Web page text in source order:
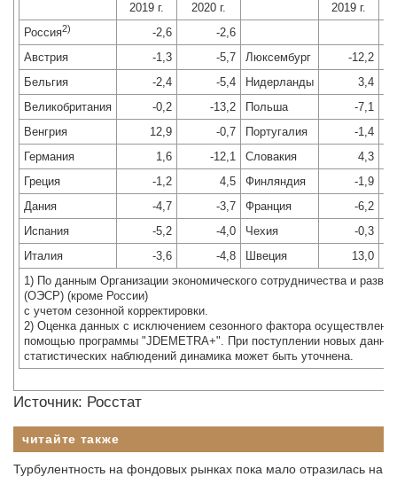
2019 г.
2020 г.
2019 г.
Россия2) -2,6
-2,6
Австрия
-1,3 -5,7 Люксембург
-12,2
Бельгия
-2,4 -5,4 Нидерланды
3,4
Великобритания
-0,2 -13,2 Польша
-7,1
Венгрия
12,9 -0,7 Португалия
-1,4
Германия
1,6 -12,1 Словакия
4,3
Греция
-1,2 4,5 Финляндия
-1,9
Дания
-4,7 -3,7 Франция
-6,2
Испания
-5,2 -4,0 Чехия
-0,3
Италия
-3,6 -4,8 Швеция
13,0
1) По данным Организации экономического сотрудничества и
(ОЭСР) (кроме России)
с учетом сезонной корректировки.
2) Оценка данных с исключением сезонного фактора осуществлена
помощью программы "JDEMETRA+". При поступлении новых
статистических наблюдений динамика может быть уточнена.
Источник: Росстат
читайте также
Турбулентность на фондовых рынках пока мало отразилась на